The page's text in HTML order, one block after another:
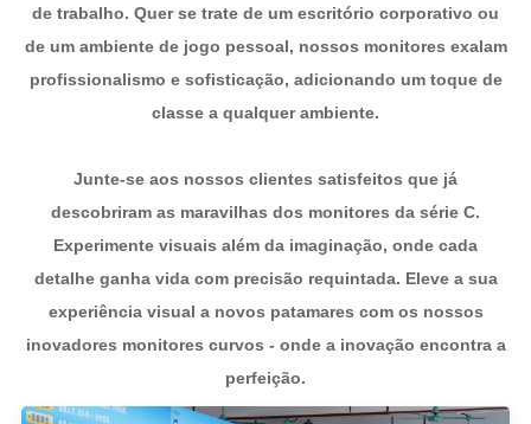
de trabalho. Quer se trate de um escritório corporativo ou
de um ambiente de jogo pessoal, nossos monitores exalam
profissionalismo e sofisticação, adicionando um toque de
classe a qualquer ambiente.
Junte-se aos nossos clientes satisfeitos que já
descobriram as maravilhas dos monitores da série C.
Experimente visuais além da imaginação, onde cada
detalhe ganha vida com precisão requintada. Eleve a sua
experiência visual a novos patamares com os nossos
inovadores monitores curvos - onde a inovação encontra a
perfeição.